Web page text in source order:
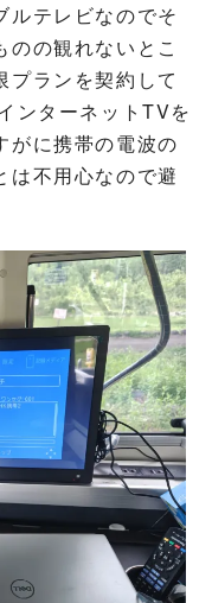
ルテレビなのでそ
の観れないとこ
プランを契約して
ンターネットTVを
がに携帯の電波の
は不用心なので避